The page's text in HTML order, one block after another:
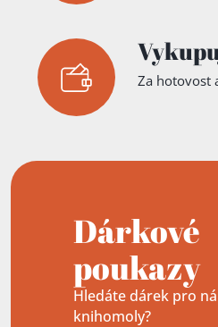
Za hotovost
Dárkové
poukazy
Hledáte dárek pro
knihomoly?